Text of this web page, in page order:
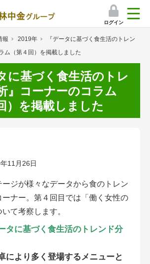
ログイン
検索
イページ
レミアムサービス
プレミアムサービスのご紹介
挑戦者たちの奮闘記
員限定コンテンツ（無料）
会員登録無料 アグリウェブの使い方
AgriweBダイレクトメッセージ
報 2019年
『データに基づく食生活のトレン
ム（第４回）を掲載しました
に基づく食生活のトレ
』コーナーのコラム
）を掲載しました
11月26日
ジが様々なデータから食のトレン
ーナー。第４回目では「働く女性の
て考察します。
タに基づく食生活のトレンド分
により多く登場するメニューと